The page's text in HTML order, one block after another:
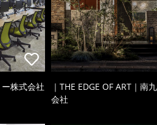
株式会社
｜THE EDGE OF ART｜南
会社